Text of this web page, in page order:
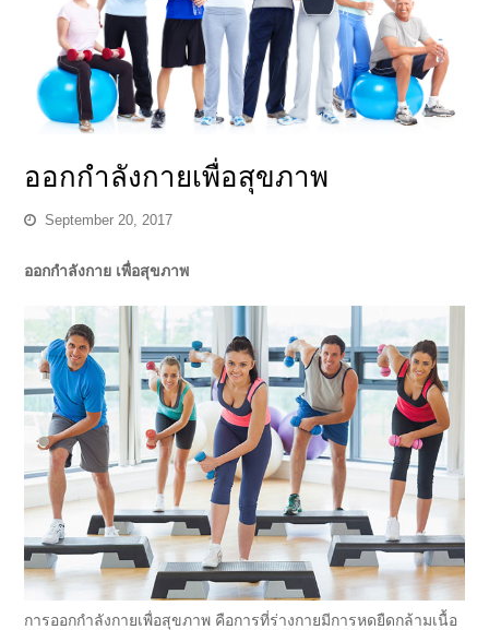
ออกกำลังกายเพื่อสุขภาพ
September 20, 2017
ออกกำลังกาย เพื่อสุขภาพ
การออกกำลังกายเพื่อสุขภาพ คือการที่ร่างกายมีการหดยืดกล้ามเนื้อ